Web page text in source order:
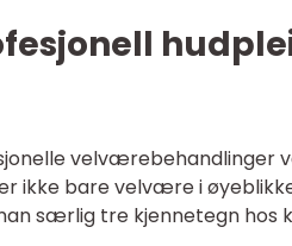
velværebehandlinger
ikke bare velvære i
særlig tre kjennetegn hos